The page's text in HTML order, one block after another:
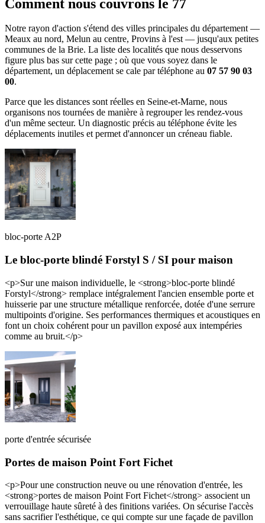
Comment nous couvrons le 77
Notre rayon d'action s'étend des villes principales du département —
Meaux au nord, Melun au centre, Provins à l'est — jusqu'aux petites
communes de la Brie. La liste des localités que nous desservons
figure plus bas sur cette page ; où que vous soyez dans le
département, un déplacement se cale par téléphone au 07 57 90 03
00.
Parce que les distances sont réelles en Seine-et-Marne, nous
organisons nos tournées de manière à regrouper les rendez-vous
d'un même secteur. Un diagnostic précis au téléphone évite les
déplacements inutiles et permet d'annoncer un créneau fiable.
bloc-porte A2P
Le bloc-porte blindé Forstyl S / SI pour maison
<p>Sur une maison individuelle, le <strong>bloc-porte blindé
Forstyl</strong> remplace intégralement l'ancien ensemble porte et
huisserie par une structure métallique renforcée, dotée d'une serrure
multipoints d'origine. Ses performances thermiques et acoustiques en
font un choix cohérent pour un pavillon exposé aux intempéries
comme au bruit.</p>
porte d'entrée sécurisée
Portes de maison Point Fort Fichet
<p>Pour une construction neuve ou une rénovation d'entrée, les
<strong>portes de maison Point Fort Fichet</strong> associent un
verrouillage haute sûreté à des finitions variées. On sécurise l'accès
sans sacrifier l'esthétique, ce qui compte sur une façade de pavillon